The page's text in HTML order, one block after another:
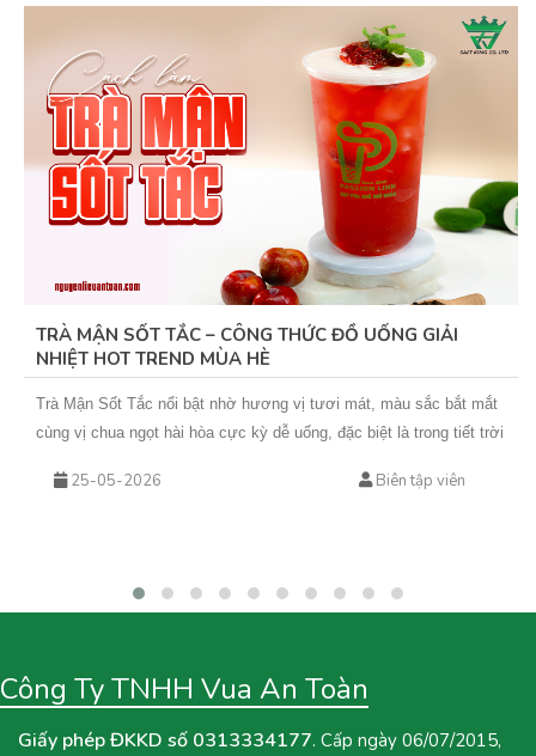
TRÀ MẬN SỐT TẮC – CÔNG THỨC ĐỒ UỐNG GIẢI
NHIỆT HOT TREND MÙA HÈ
Trà Mận Sốt Tắc nổi bật nhờ hương vị tươi mát, màu sắc bắt mắt
cùng vị chua ngọt hài hòa cực kỳ dễ uống, đặc biệt là trong tiết trời
đậm vị và sốt tắc chua thanh giúp món nước này không chỉ giải
Toàn khám phá ngay công thức Trà Mận Sốt Tắc dưới đây nhé!
25-05-2026 Biên tập viên
Công Ty TNHH Vua An Toàn
Giấy phép ĐKKD số 0313334177. Cấp ngày 06/07/2015,